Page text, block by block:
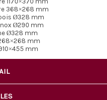
368×268 mm
Ø328 mm
Ø290 mm
Ø328 mm
mm
mm